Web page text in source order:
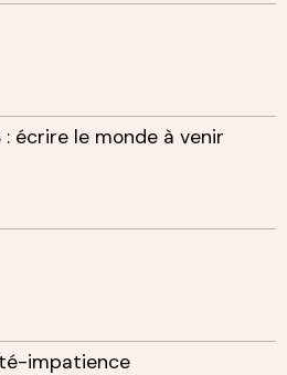
: écrire le monde à venir
impatience